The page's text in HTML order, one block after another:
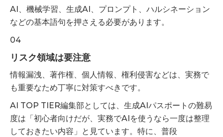
AI、機械学習、生成AI、プロンプト、ハルシネーション
などの基本語句を押さえる必要があります。
04
リスク領域は要注意
情報漏洩、著作権、個人情報、権利侵害などは、実務で
も重要なため丁寧に対策すべきです。
AI TOP TIER編集部としては、生成AIパスポートの難易
度は「初心者向けだが、実務でAIを使うなら一度は整理
しておきたい内容」と見ています。特に、普段